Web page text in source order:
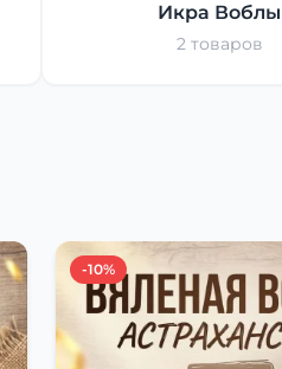
Икра Воблы
2 товаров
-10%